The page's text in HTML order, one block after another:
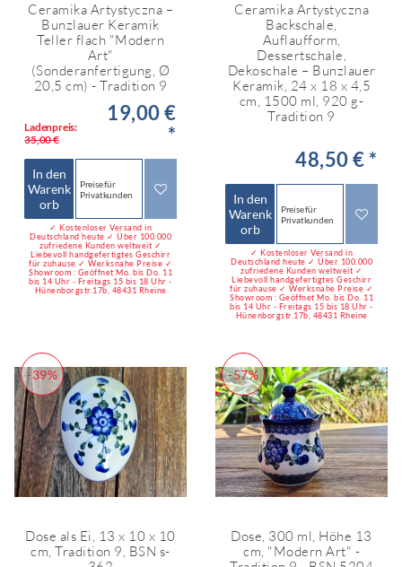
Ceramika Artystyczna –
Bunzlauer Keramik
Teller flach "Modern
Art"
(Sonderanfertigung, Ø
20,5 cm) - Tradition 9
Ladenpreis:
35,00 €
19,00 €
*
In den
Warenk
orb
Preise für
Privatkunden
✓ Kostenloser Versand in
Deutschland heute ✓ Über 100.000
zufriedene Kunden weltweit ✓
Liebevoll handgefertigtes Geschirr
für zuhause ✓ Werksnahe Preise ✓
Showroom : Geöffnet Mo. bis Do. 11
bis 14 Uhr - Freitags 15 bis 18 Uhr -
Hünenborgstr.17b, 48431 Rheine
Ceramika Artystyczna
Backschale,
Auflaufform,
Dessertschale,
Dekoschale – Bunzlauer
Keramik, 24 x 18 x 4,5
cm, 1500 ml, 920 g-
Tradition 9
48,50 € *
In den
Warenk
orb
Preise für
Privatkunden
✓ Kostenloser Versand in
Deutschland heute ✓ Über 100.000
zufriedene Kunden weltweit ✓
Liebevoll handgefertigtes Geschirr
für zuhause ✓ Werksnahe Preise ✓
Showroom : Geöffnet Mo. bis Do. 11
bis 14 Uhr - Freitags 15 bis 18 Uhr -
Hünenborgstr.17b, 48431 Rheine
-39%
Dose als Ei, 13 x 10 x 10
cm, Tradition 9, BSN s-
-57%
Dose, 300 ml, Höhe 13
cm, "Modern Art" -